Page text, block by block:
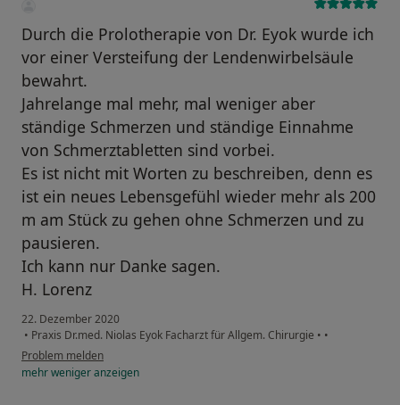
Durch die Prolotherapie von Dr. Eyok wurde ich
vor einer Versteifung der Lendenwirbelsäule
bewahrt.
Jahrelange mal mehr, mal weniger aber
ständige Schmerzen und ständige Einnahme
von Schmerztabletten sind vorbei.
Es ist nicht mit Worten zu beschreiben, denn es
ist ein neues Lebensgefühl wieder mehr als 200
m am Stück zu gehen ohne Schmerzen und zu
pausieren.
Ich kann nur Danke sagen.
H. Lorenz
22. Dezember 2020
• Praxis Dr.med. Niolas Eyok Facharzt für Allgem. Chirurgie • •
Problem melden
mehrwenigeranzeigen